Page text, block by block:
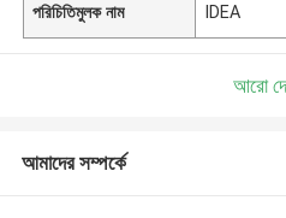
পরিচিতিমুলক নাম IDEA
আরো
আমাদের সম্পর্কে